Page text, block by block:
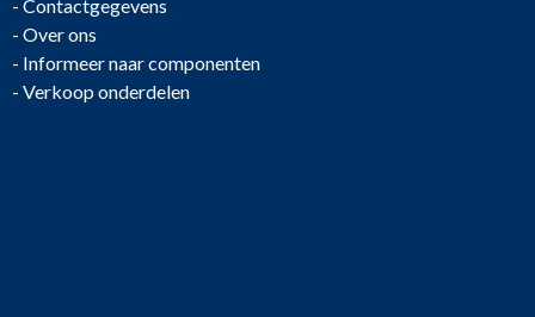
- Contactgegevens
- Over ons
- Informeer naar componenten
- Verkoop onderdelen